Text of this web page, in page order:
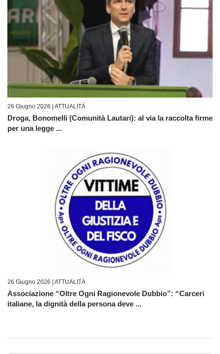
26 Giugno 2026 | ATTUALITÀ
Droga, Bonomelli (Comunità Lautari): al via la raccolta firme
per una legge ...
26 Giugno 2026 | ATTUALITÀ
Associazione “Oltre Ogni Ragionevole Dubbio”: “Carceri
italiane, la dignità della persona deve ...